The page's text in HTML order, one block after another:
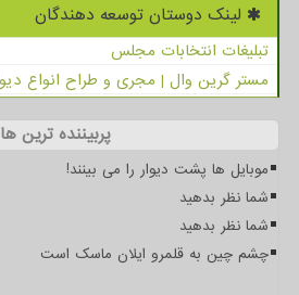
لینک دوستان توسعه دهندگان
تبلیغات انتخابات مجلس
مستر گرین وال | مجری و طراح انواع
پربیننده ترین ها
موبایل ها پشت دیوار را می بینند!
شما نظر بدهید
شما نظر بدهید
چشم چین به قلمرو ایلان ماسک است